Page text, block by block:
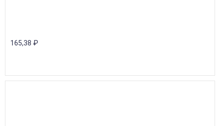
165,38 ₽